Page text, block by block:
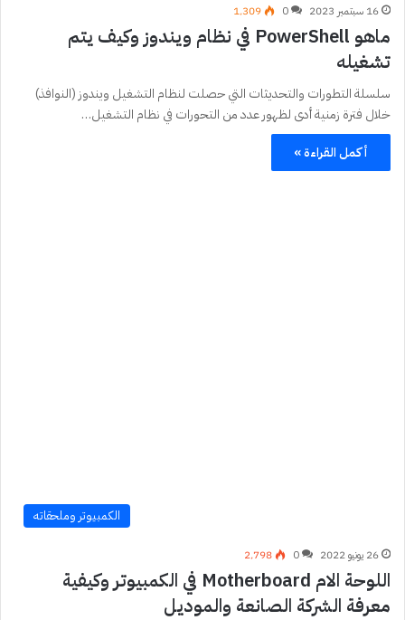
16 سبتمبر 2023 0 1٬309
ماهو PowerShell في نظام ويندوز وكيف يتم
تشغيله
سلسلة التطورات والتحديثات التي حصلت لنظام التشغيل ويندوز (النوافذ)
خلال فترة زمنية أدى لظهور عدد من التحورات في نظام التشغيل…
أكمل القراءة »
الكمبيوتر وملحقاته
26 يونيو 2022 0 2٬798
اللوحة الام Motherboard في الكمبيوتر وكيفية
معرفة الشركة الصانعة والموديل